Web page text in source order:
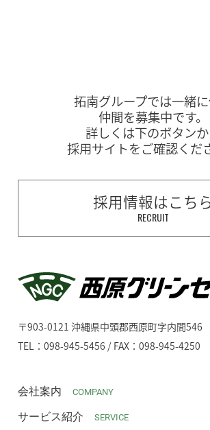
拓南グループでは一緒に
仲間を募集中です。
詳しくは下のボタン
採用サイトをご確認くだ
採用情報はこち
RECRUIT
〒903-0121 沖縄県中頭郡西原町字内間546
TEL：098-945-5456 / FAX：098-945-4250
会社案内 COMPANY
サービス紹介 SERVICE